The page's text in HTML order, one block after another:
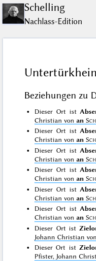
Schelling
Nachlass-Edition
Beziehungen zu
Dieser Ort ist
Christian vonan
Dieser Ort ist
Christian vonan
Dieser Ort ist
Christian vonan
Dieser Ort ist
Christian vonan
Dieser Ort ist
Christian vonan
Dieser Ort ist
Christian vonan
Dieser Ort ist
Johann Christian
Dieser Ort ist
Pfister, Johann